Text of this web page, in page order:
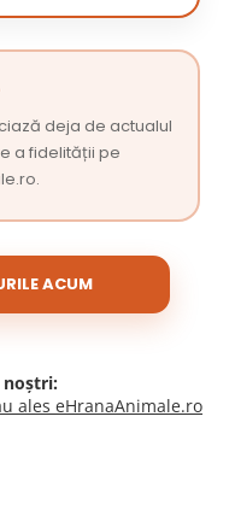
deja de actualul
a fidelității pe
ACUM
noștri:
ales eHranaAnimale.ro